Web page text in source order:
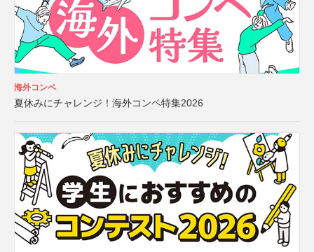
海外コンペ
夏休みにチャレンジ！海外コンペ特集2026